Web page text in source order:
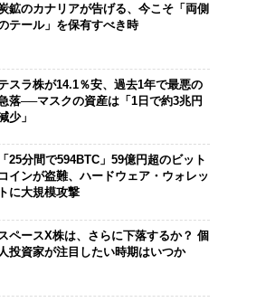
鉱のカナリアが告げる、今こそ「両側
テール」を保有すべき時
スラ株が14.1％安、過去1年で最悪の
落──マスクの資産は「1日で約3兆円
少」
「25分間で594BTC」59億円超のビット
コインが盗難、ハードウェア・ウォレッ
トに大規模攻撃
スペースX株は、さらに下落するか？ 個
人投資家が注目したい時期はいつか